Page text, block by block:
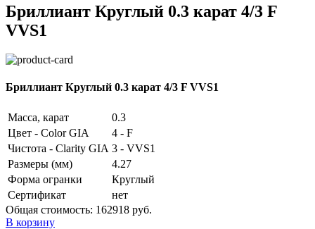
Бриллиант Круглый 0.3 карат 4/3 F
VVS1
Бриллиант Круглый 0.3 карат 4/3 F VVS1
Масса, карат
0.3
Цвет - Color GIA
4 - F
Чистота - Clarity GIA 3 - VVS1
Размеры (мм)
4.27
Форма огранки
Круглый
Сертификат
нет
Общая стоимость: 162918 руб.
В корзину